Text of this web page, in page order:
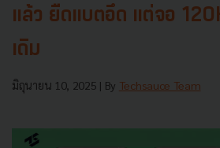
แล้ว ยืดแบตอึด แต่จอ
เดิม
มิถุนายน 10, 2025 | By Techsauce Team